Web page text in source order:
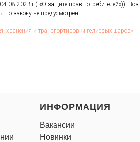
г.) «О за­щите прав пот­ре­бите­лей»)). Воз­
по за­кону не пре­дус­мотрен.
хра­нения и тран­спор­ти­ров­ки ге­ли­евых ша­ров»
ИНФОРМАЦИЯ
Вакансии
Новинки